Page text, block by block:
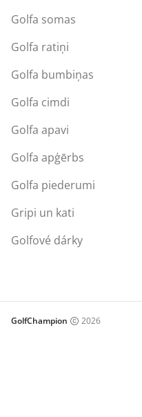
Golfa somas
Golfa ratiņi
Golfa bumbiņas
Golfa cimdi
Golfa apavi
Golfa apģērbs
Golfa piederumi
Gripi un kati
Golfové dárky
GolfChampion 2026